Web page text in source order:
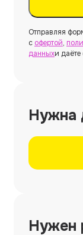
Отправляя
с офертой,
данныхи даёте
Нужна
Нужен